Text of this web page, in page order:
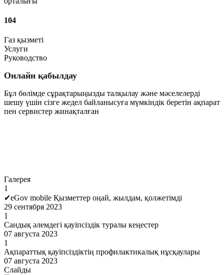
104
Газ қызметі
Услуги
Руководство
Онлайн қабылдау
Бұл бөлімде сұрақтарыңызды талқылау және мәселелерді
шешу үшін сізге жедел байланысуға мүмкіндік беретін ақпарат
пен сервистер жинақталған
Галерея
1
✔eGov mobile Қызметтер оңай, жылдам, қолжетімді
29 сентября 2023
1
Сандық әлемдегі қауіпсіздік туралы кеңестер
07 августа 2023
1
Ақпараттық қауіпсіздіктің профилактикалық нұсқаулары
07 августа 2023
Слайды